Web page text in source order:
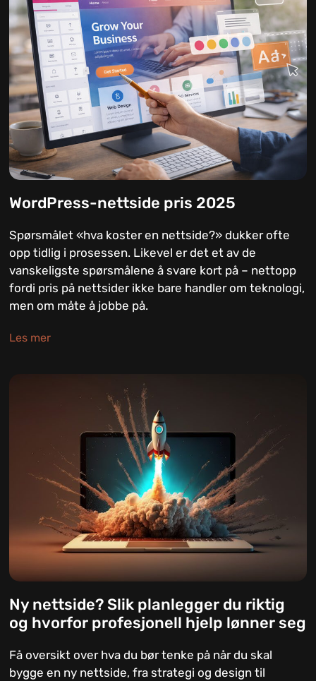
WordPress-nettside pris 2025
Spørsmålet «hva koster en nettside?» dukker ofte
opp tidlig i prosessen. Likevel er det et av de
vanskeligste spørsmålene å svare kort på – nettopp
fordi pris på nettsider ikke bare handler om teknologi,
men om måte å jobbe på.
Les mer
Ny nettside? Slik planlegger du riktig
og hvorfor profesjonell hjelp lønner seg
Få oversikt over hva du bør tenke på når du skal
bygge en ny nettside, fra strategi og design til